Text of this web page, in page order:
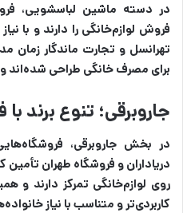
در دسته ماشین لباسشویی،
فروش لوازم‌خانگی را دارند و با
تهرانسل و تجارت ماندگار زمان
برای مصرف خانگی طراحی شده‌اند و
جاروبرقی؛ تنوع برند
در بخش جاروبرقی،
دریاداران و فروشگاه طهران تأمین
روی لوازم‌خانگی تمرکز دارند
کاربردی‌تر و متناسب با نیاز